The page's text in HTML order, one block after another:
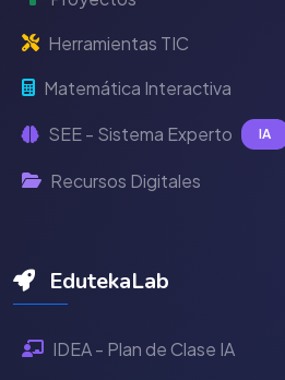
Herramientas TIC
Matemática Interactiva
SEE - Sistema Experto IA
Recursos Digitales
EdutekaLab
IDEA - Plan de Clase IA